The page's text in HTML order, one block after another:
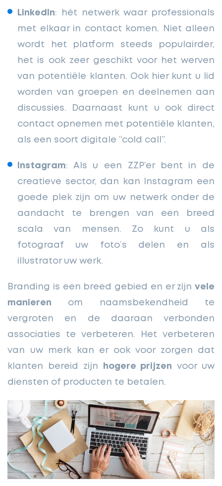
LinkedIn: hét netwerk waar professionals
met elkaar in contact komen. Niet alleen
wordt het platform steeds populairder,
het is ook zeer geschikt voor het werven
van potentiële klanten. Ook hier kunt u lid
worden van groepen en deelnemen aan
discussies. Daarnaast kunt u ook direct
contact opnemen met potentiële klanten,
als een soort digitale “cold call”.
Instagram: Als u een ZZP’er bent in de
creatieve sector, dan kan Instagram een
goede plek zijn om uw netwerk onder de
aandacht te brengen van een breed
scala van mensen. Zo kunt u als
fotograaf uw foto’s delen en als
illustrator uw werk.
Branding is een breed gebied en er zijn vele
manieren om naamsbekendheid te
vergroten en de daaraan verbonden
associaties te verbeteren. Het verbeteren
van uw merk kan er ook voor zorgen dat
klanten bereid zijn
hogere prijzen voor uw
diensten of producten te betalen.